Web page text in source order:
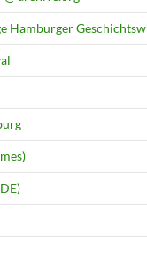
Hamburger